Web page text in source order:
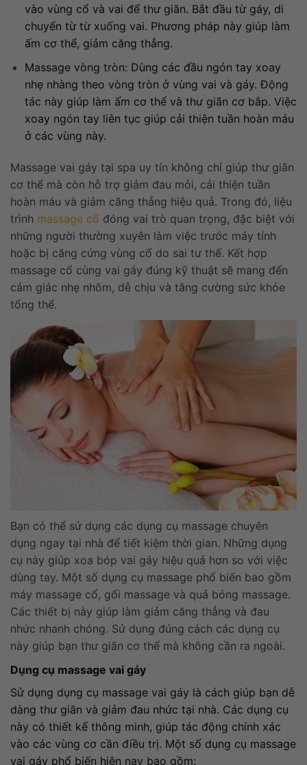
vào vùng cổ và vai để thư giãn. Bắt đầu từ gáy, di
chuyển từ từ xuống vai. Phương pháp này giúp làm
ấm cơ thể, giảm căng thẳng.
Massage vòng tròn: Dùng các đầu ngón tay xoay
nhẹ nhàng theo vòng tròn ở vùng vai và gáy. Động
tác này giúp làm ấm cơ thể và thư giãn cơ bắp. Việc
xoay ngón tay liên tục giúp cải thiện tuần hoàn máu
ở các vùng này.
Massage vai gáy tại spa uy tín không chỉ giúp thư giãn
cơ thể mà còn hỗ trợ giảm đau mỏi, cải thiện tuần
hoàn máu và giảm căng thẳng hiệu quả. Trong đó, liệu
trình massage cổ đóng vai trò quan trọng, đặc biệt với
những người thường xuyên làm việc trước máy tính
hoặc bị căng cứng vùng cổ do sai tư thế. Kết hợp
massage cổ cùng vai gáy đúng kỹ thuật sẽ mang đến
cảm giác nhẹ nhõm, dễ chịu và tăng cường sức khỏe
tổng thể.
Bạn có thể sử dụng các dụng cụ massage chuyên
dụng ngay tại nhà để tiết kiệm thời gian. Những dụng
cụ này giúp xoa bóp vai gáy hiệu quả hơn so với việc
dùng tay. Một số dụng cụ massage phổ biến bao gồm
máy massage cổ, gối massage và quả bóng massage.
Các thiết bị này giúp làm giảm căng thẳng và đau
nhức nhanh chóng. Sử dụng đúng cách các dụng cụ
này giúp bạn thư giãn cơ thể mà không cần ra ngoài.
Dụng cụ massage vai gáy
Sử dụng dụng cụ massage vai gáy là cách giúp bạn dễ
dàng thư giãn và giảm đau nhức tại nhà. Các dụng cụ
này có thiết kế thông minh, giúp tác động chính xác
vào các vùng cơ cần điều trị. Một số dụng cụ massage
vai gáy phổ biến hiện nay bao gồm: